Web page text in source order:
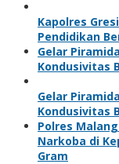
Kapolres
Pendidikan
Gelar
Kondusivitas
Gelar
Kondusivitas
Polres
Narkoba di
Gram